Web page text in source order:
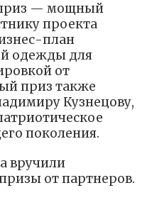
— мощный
проекта
план
одежды для
от
приз также
Кузнецову,
поколения.
вручили
от партнеров.